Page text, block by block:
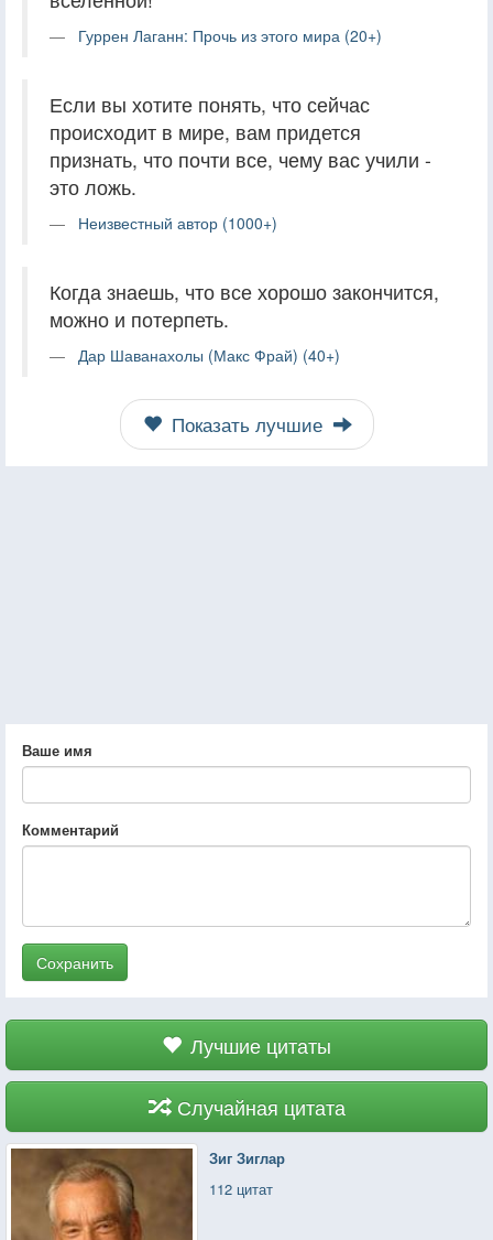
Гуррен Лаганн: Прочь из этого мира (20+)
Если вы хотите понять, что сейчас
происходит в мире, вам придется
признать, что почти все, чему вас учили -
это ложь.
Неизвестный автор (1000+)
Когда знаешь, что все хорошо закончится,
можно и потерпеть.
Дар Шаванахолы (Макс Фрай) (40+)
Показать лучшие
Ваше имя
Комментарий
Сохранить
Лучшие цитаты
Случайная цитата
Зиг Зиглар
112 цитат